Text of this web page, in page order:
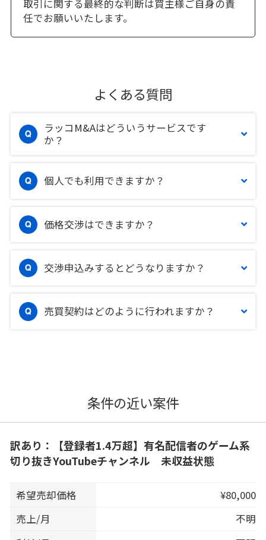
取引に関する最終的な判断は買主様ご自身の責
任でお願いいたします。
よくある質問
ラッコM&Aはどういうサービスです
か？
個人でも利用できますか？
価格交渉はできますか？
交渉申込みするとどうなりますか？
売買契約はどのように行われますか？
条件の近い案件
訳あり：【登録者1.4万超】有名配信者のゲーム系
切り抜きYouTubeチャンネル 未収益状態
希望売却価格
¥80,000
売上/月
不明